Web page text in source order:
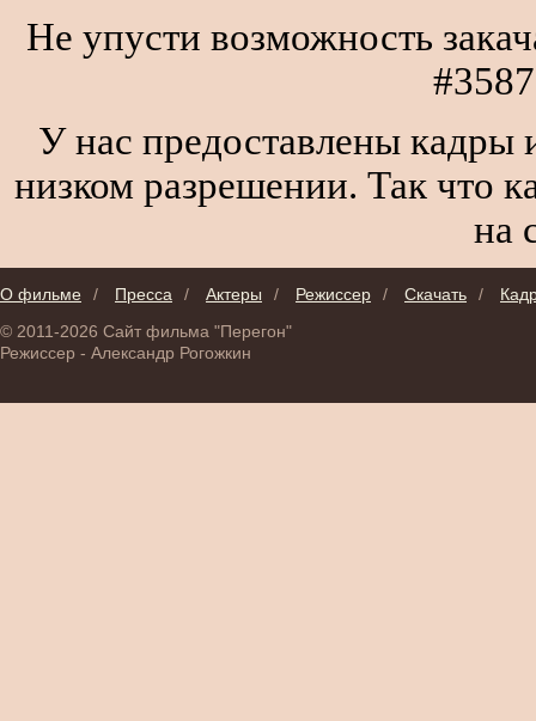
Не упусти возможность
У нас предоставлены кадры
низком разрешении. Так что
на
О фильме / Пресса / Актеры / Режиссер / Скачать /
© 2011-2026 Сайт фильма "Перегон"
Режиссер - Александр Рогожкин